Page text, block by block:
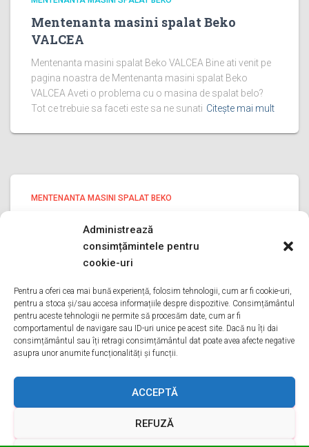
Administrează
consimțămintele pentru
cookie-uri
Pentru a oferi cea mai bună experiență, folosim tehnologii, cum ar fi cookie-uri,
pentru a stoca și/sau accesa informațiile despre dispozitive. Consimțământul
pentru aceste tehnologii ne permite să procesăm date, cum ar fi
comportamentul de navigare sau ID-uri unice pe acest site. Dacă nu îți dai
consimțământul sau îți retragi consimțământul dat poate avea afecte negative
asupra unor anumite funcționalități și funcții.
ACCEPTĂ
REFUZĂ
Mentenanta masini spalat Beko
VALCEA
Mentenanta masini spalat Beko VALCEA Bine ati venit pe
pagina noastra de Mentenanta masini spalat Beko
VALCEA Aveti o problema cu o masina de spalat belo?
Tot ce trebuie sa faceti este sa ne sunati Citește mai mult
MENTENANTA MASINI SPALAT BEKO
Mentenanta masini spalat Beko ILFOV Bine ati venit pe
Aveti o problema cu o masina de spalat belo? Tot ce
trebuie sa faceti este sa ne sunati Citește mai mult
DESPRE NOI SERVICII
GDPR TERMENI ȘI CONDIȚII